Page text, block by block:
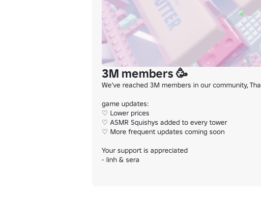
3M members 🥳
We’ve reached 3M members in our community,
game updates:
♡ Lower prices
♡ ASMR Squishys added to every tower
♡ More frequent updates coming soon
Your support is appreciated
- linh & sera